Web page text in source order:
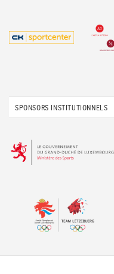
SPONSORS INSTITUTIONNELS